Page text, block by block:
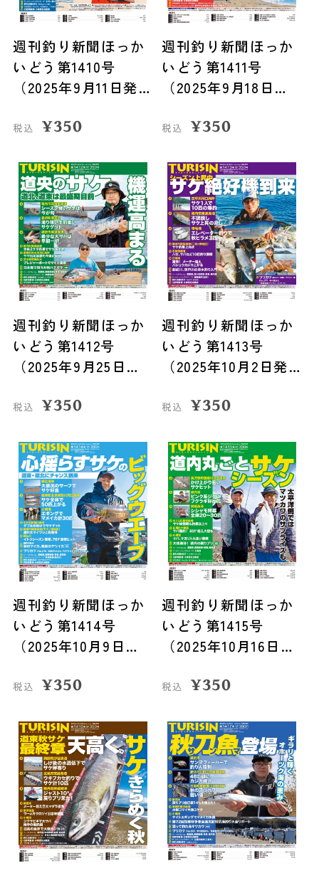
週刊釣り新聞ほっか
いどう第1410号
（2025年9月11日発
税込 ¥350
週刊釣り新聞ほっか
いどう第1411号
（2025年9月18日発
税込 ¥350
週刊釣り新聞ほっか
いどう第1412号
（2025年9月25日発
税込 ¥350
週刊釣り新聞ほっか
いどう第1413号
（2025年10月2日発
税込 ¥350
週刊釣り新聞ほっか
いどう第1414号
（2025年10月9日発
税込 ¥350
週刊釣り新聞ほっか
いどう第1415号
（2025年10月16日発
税込 ¥350